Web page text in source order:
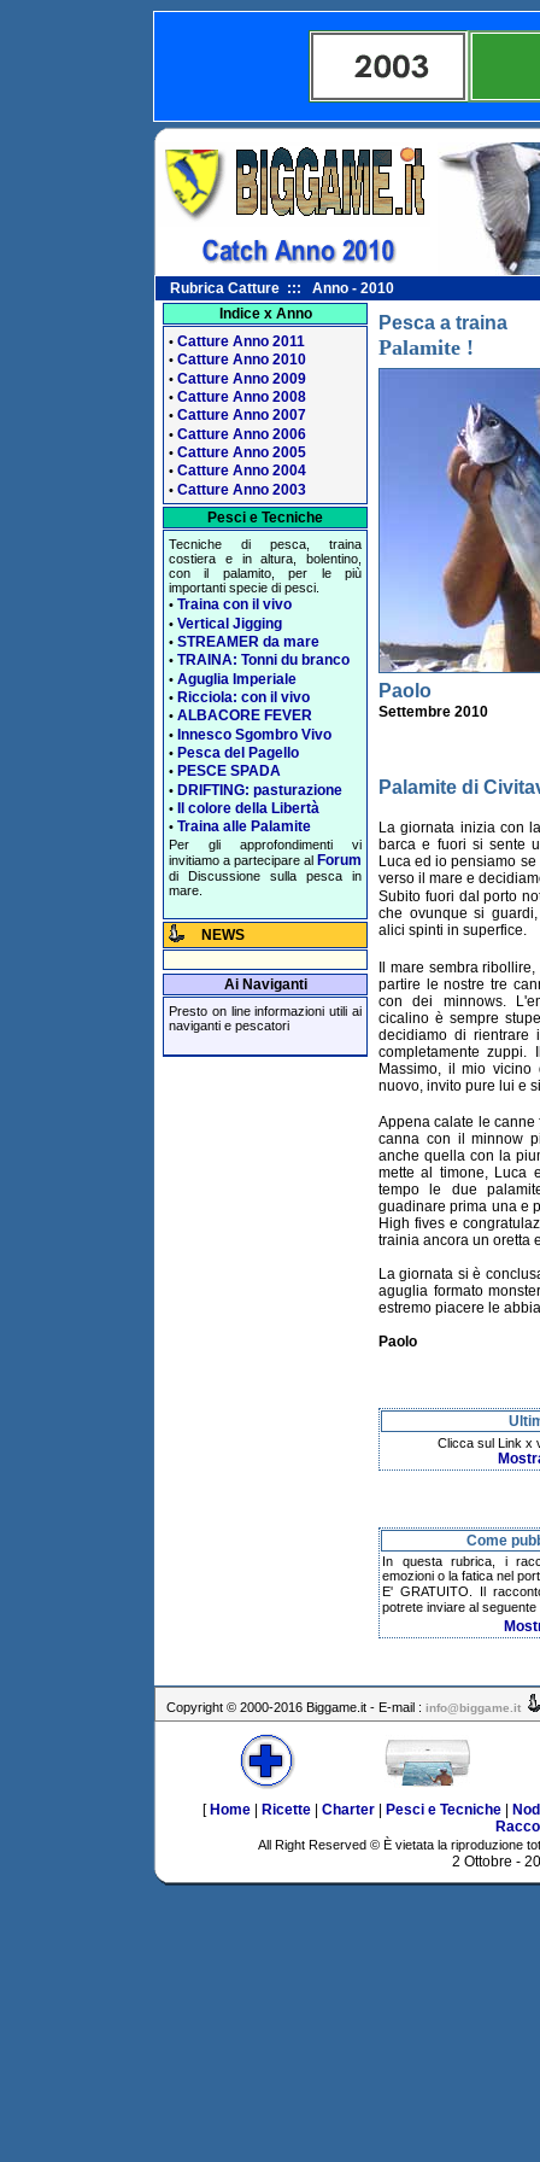
Rubrica Catture ::: Anno - 2010
Indice x Anno
• Catture Anno 2011
• Catture Anno 2010
• Catture Anno 2009
• Catture Anno 2008
• Catture Anno 2007
• Catture Anno 2006
• Catture Anno 2005
• Catture Anno 2004
• Catture Anno 2003
Pesci e Tecniche
Tecniche di pesca, traina
costiera e in altura, bolentino,
con il palamito, per le più
importanti specie di pesci.
• Traina con il vivo
• Vertical Jigging
• STREAMER da mare
• TRAINA: Tonni du branco
• Aguglia Imperiale
• Ricciola: con il vivo
• ALBACORE FEVER
• Innesco Sgombro Vivo
• Pesca del Pagello
• PESCE SPADA
• DRIFTING: pasturazione
• Il colore della Libertà
• Traina alle Palamite
Per gli approfondimenti vi
invitiamo a partecipare al Forum
di Discussione sulla pesca in
mare.
NEWS
Ai Naviganti
Presto on line informazioni utili ai
naviganti e pescatori
Pesca a traina
Palamite !
Paolo
Settembre 2010
Palamite di
La giornata inizia con
barca e fuori si sente
Luca ed io pensiamo
verso il mare e
Subito fuori dal porto
che ovunque si
alici spinti in superfice.
Il mare sembra
partire le nostre tre
con dei minnows.
cicalino è sempre
decidiamo di rientrare
completamente
Massimo, il mio
nuovo, invito pure lui e
Appena calate le canne
canna con il minnow
anche quella con la
mette al timone, Luca
tempo le due
guadinare prima una e
High fives e
trainia ancora un oretta
La giornata si è
aguglia formato
estremo piacere le
Paolo
Clicca sul Link x
Come
In questa rubrica, i
emozioni o la fatica nel
E' GRATUITO. Il
potrete inviare al
Copyright © 2000-2016 Biggame.it - E-mail : info@biggame.it
[ Home| Ricette| Charter| Pesci e Tecniche|
All Right Reserved © È vietata la riproduzione
2 Ottobre -